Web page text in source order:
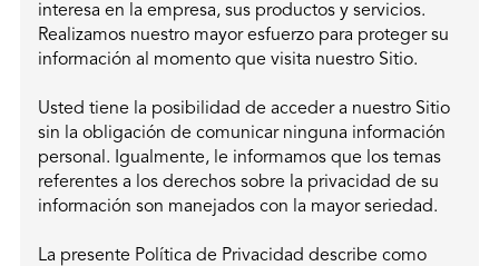
interesa en la empresa, sus productos y servicios.
Realizamos nuestro mayor esfuerzo para proteger su
información al momento que visita nuestro Sitio.
Usted tiene la posibilidad de acceder a nuestro Sitio
sin la obligación de comunicar ninguna información
personal. Igualmente, le informamos que los temas
referentes a los derechos sobre la privacidad de su
información son manejados con la mayor seriedad.
La presente Política de Privacidad describe como